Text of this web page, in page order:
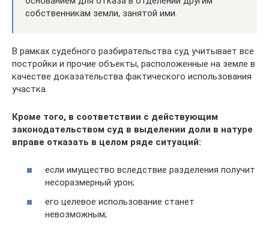
собственникам земли, занятой ими.
В рамках судебного разбирательства суд учитывает все
постройки и прочие объекты, расположенные на земле в
качестве доказательства фактического использования
участка.
Кроме того, в соответствии с действующим
законодательством суд в выделении доли в натуре
вправе отказать в целом ряде ситуаций:
если имущество вследствие разделения получит
несоразмерный урон;
его целевое использование станет
невозможным;